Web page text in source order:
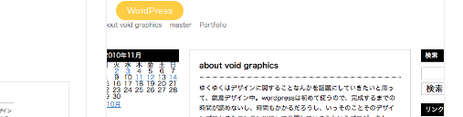
WordPress